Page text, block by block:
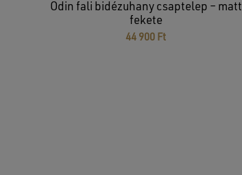
Odin fali bidézuhany csaptelep – matt
fekete
44 900 Ft